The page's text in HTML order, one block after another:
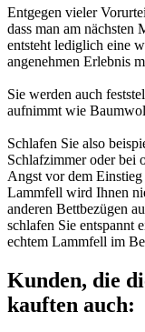
Entgegen vieler
dass man am nächsten
entsteht lediglich eine
angenehmen Erlebnis
Sie werden auch
aufnimmt wie
Schlafen Sie also
Schlafzimmer oder bei
Angst vor dem
Lammfell wird Ihnen
anderen Bettbezügen
schlafen Sie entspannt
echtem Lammfell im
Kunden, die
kauften auch: